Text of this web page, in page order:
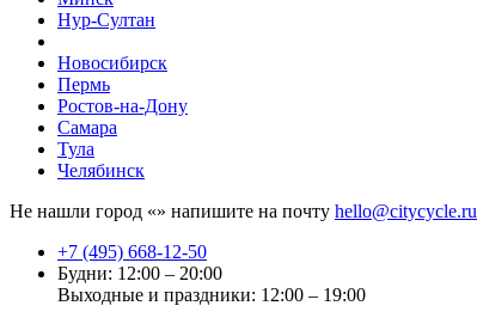
Нур-Султан
Новосибирск
Пермь
Ростов-на-Дону
Самара
Тула
Челябинск
Не нашли город «» напишите на почту hello@citycycle.ru
+7 (495) 668-12-50
Будни: 12:00 – 20:00
Выходные и праздники: 12:00 – 19:00